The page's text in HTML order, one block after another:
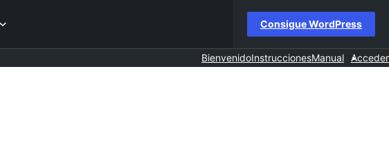
Consigue WordPress
BienvenidoInstruccionesManual Acceder